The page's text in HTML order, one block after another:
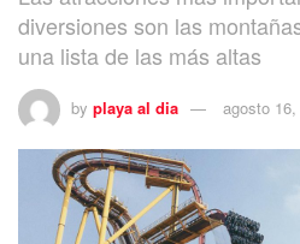
diversiones son las
una lista de las más altas
by playa al dia agosto